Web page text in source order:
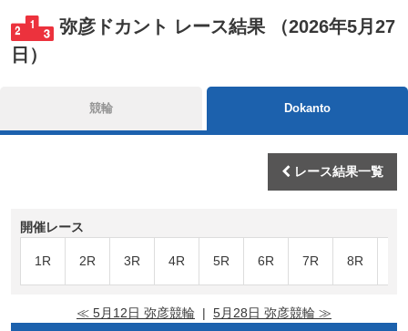
弥彦ドカント レース結果 （2026年5月27
日）
競輪 Dokanto
レース結果一覧
開催レース
1R 2R 3R 4R 5R 6R 7R 8R
≪ 5月12日 弥彦競輪 | 5月28日 弥彦競輪 ≫